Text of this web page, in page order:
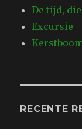
De tijd,
Excursie
RECENTE